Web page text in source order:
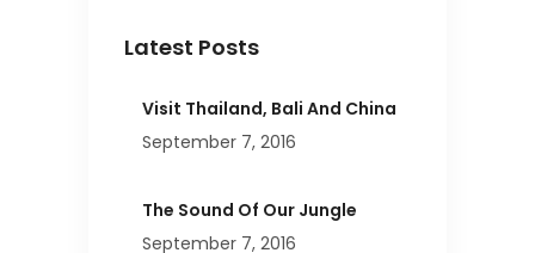
Latest Posts
Visit Thailand, Bali And China
September 7, 2016
The Sound Of Our Jungle
September 7, 2016